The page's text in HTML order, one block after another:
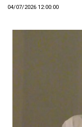
04/07/2026 12:00:00